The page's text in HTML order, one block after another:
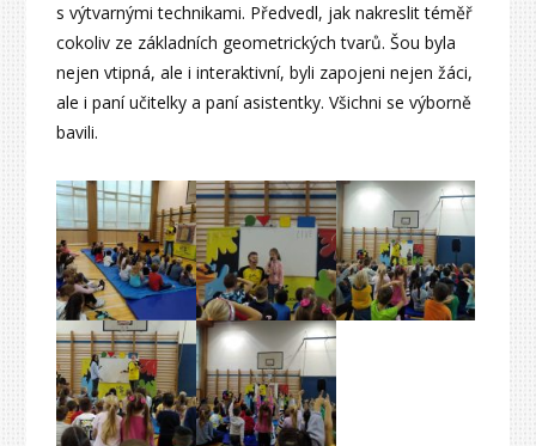
s výtvarnými technikami. Předvedl, jak nakreslit téměř
cokoliv ze základních geometrických tvarů. Šou byla
nejen vtipná, ale i interaktivní, byli zapojeni nejen žáci,
ale i paní učitelky a paní asistentky. Všichni se výborně
bavili.